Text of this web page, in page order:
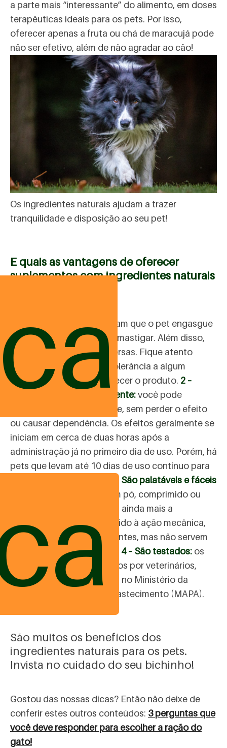
a parte mais “interessante” do alimento, em doses
terapêuticas ideais para os pets. Por isso,
oferecer apenas a fruta ou chá de maracujá pode
não ser efetivo, além de não agradar ao cão!
Os ingredientes naturais ajudam a trazer
tranquilidade e disposição ao seu pet!
E quais as vantagens de oferecer
suplementos com ingredientes naturais
evitam que o pet engasgue
ou tenha dificuldade para mastigar. Além disso,
não causam reações adversas. Fique atento
somente se o pet tem intolerância a algum
ingrediente antes de oferecer o produto. 2 –
Podem ser dados diariamente:você pode
oferecer ininterruptamente, sem perder o efeito
ou causar dependência. Os efeitos geralmente se
iniciam em cerca de duas horas após a
administração já no primeiro dia de uso. Porém, há
pets que levam até 10 dias de uso contínuo para
3 – São palatáveis e fáceis
podem ser em pó, comprimido ou
palitos. Este último facilita ainda mais a
administração ao pet. Devido à ação mecânica,
favorece a limpeza dos dentes, mas não servem
para o controle de tártaro. 4 – São testados: os
suplementos são aprovados por veterinários,
além de serem registrados no Ministério da
Agricultura, Pecuária e Abastecimento (MAPA).
São muitos os benefícios dos
ingredientes naturais para os pets.
Invista no cuidado do seu bichinho!
Gostou das nossas dicas? Então não deixe de
conferir estes outros conteúdos: 3 perguntas que
você deve responder para escolher a ração do
gato!